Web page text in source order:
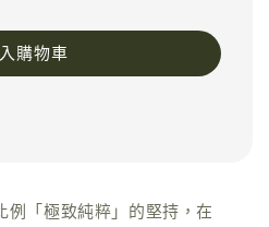
購物車
「極致純粹」的堅持，在